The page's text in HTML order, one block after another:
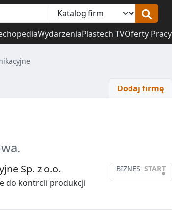
WydarzeniaPlastech TVOferty Pracy
Dodaj firmę
BIZNES START
•
Sp. z o.o.
do kontroli produkcji